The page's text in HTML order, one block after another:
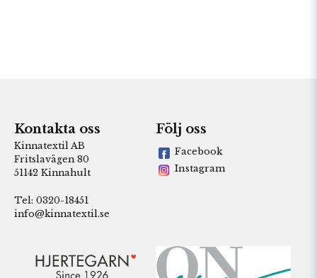
Kontakta oss
Kinnatextil AB
Fritslavägen 80
51142 Kinnahult
Tel: 0320-18451
info@kinnatextil.se
Följ oss
Facebook
Instagram